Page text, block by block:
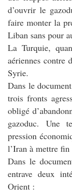
d’ouvrir le
faire monter la
Liban sans pour
La Turquie,
aériennes contre
Syrie.
Dans le
trois fronts
obligé
gazoduc. Une
pression
l’Iran à mettre fin
Dans le
entrave deux
Orient :